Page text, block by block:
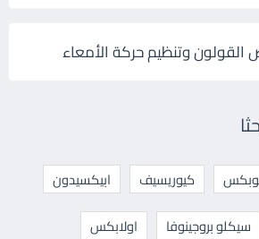
القولون وتنظيم حركة الأمعاء
كيوريسيف
ابيكسيدون
سيكلو بروجينوفا
اولابكس